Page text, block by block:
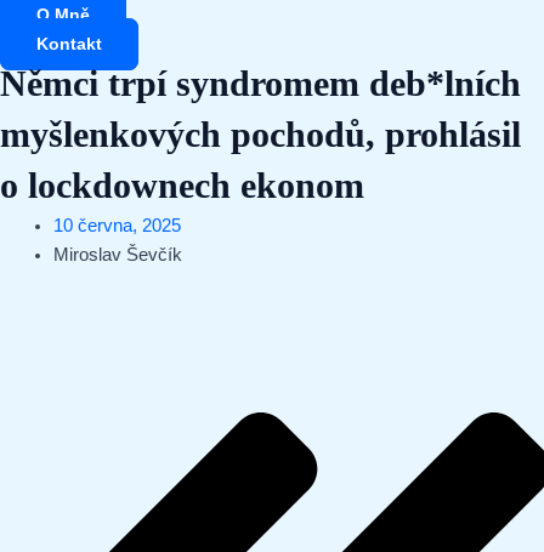
Přeskočit
obsah
O Mně
Kontakt
Němci trpí syndromem deb*lních
myšlenkových pochodů, prohlásil
o lockdownech ekonom
10 června, 2025
Miroslav Ševčík